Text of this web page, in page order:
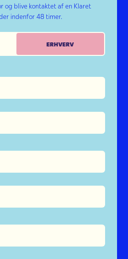
og blive kontaktet af en Klaret
indenfor 48 timer.
ERHVERV